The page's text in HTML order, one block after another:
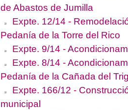
de Abastos de Jumilla
Expte. 12/14 -
Pedanía de la Torre del Rico
Expte. 9/14 -
Expte. 8/14 -
Pedanía de la Cañada del
Expte. 166/12 -
municipal